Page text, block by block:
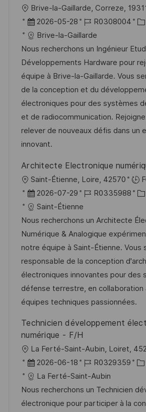
g
e
n
O
r
t
Brive-la-Gaillarde, Correze,
D
a
t
u
m
d
e
r
V
e
ö
f
f
e
n
t
l
i
c
h
u
n
g
2026-05-28
J
o
b
-
I
D
R0308004
K
t
e
g
o
r
i
e
Brive-la-Gaillarde
Nous recherchons un Ingénieur
Développements Hardware pour
équipe à Brive-la-Gaillarde. Vous
de la conception et du
électroniques pour des systèmes
et de radiocommunication.
relever de nouveaux défis dans un
innovant.
Architecte Electronique
O
r
t
Saint-Étienne, Loire, 42570
D
a
t
u
m
d
e
r
V
r
f
e
2026-07-29
J
b
-
I
D
R0335988
K
t
e
g
o
r
i
Saint-Étienne
Nous recherchons un Architecte
Numérique & Analogique
notre équipe à Saint-Étienne. Vous
responsable de la conception
électroniques innovantes pour des
défense terrestre, en collaboration
équipes techniques passionnées.
Technicien développement
numérique - F/H
O
r
t
La Ferté-Saint-Aubin, Loiret,
D
a
t
u
2026-06-18
J
o
b
-
R0329359
K
t
e
La Ferté-Saint-Aubin
Nous recherchons un Technicien
électronique pour participer à la